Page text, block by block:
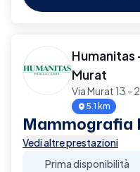
Humanitas
Murat
Via Murat 13 -
5.1 km
Mammografia
Vedi altre prestazioni
Prima disponibilità